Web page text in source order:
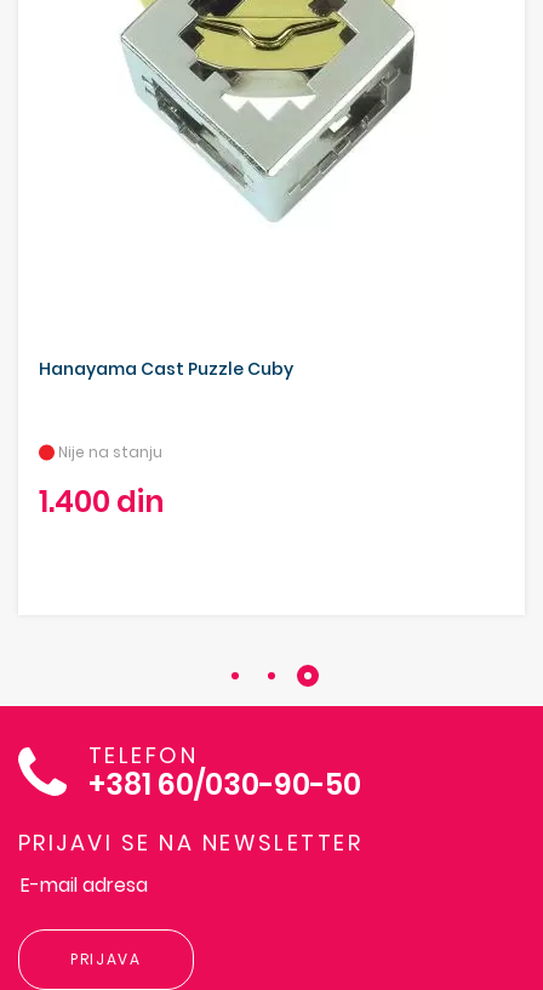
Hanayama Cast Puzzle Cuby
Nije na stanju
1.400 din
TELEFON
+381 60/030-90-50
PRIJAVI SE NA NEWSLETTER
PRIJAVA